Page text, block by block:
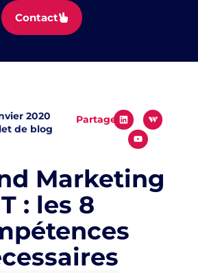
Contact
2020
de blog
Partager
Marketing
: les 8